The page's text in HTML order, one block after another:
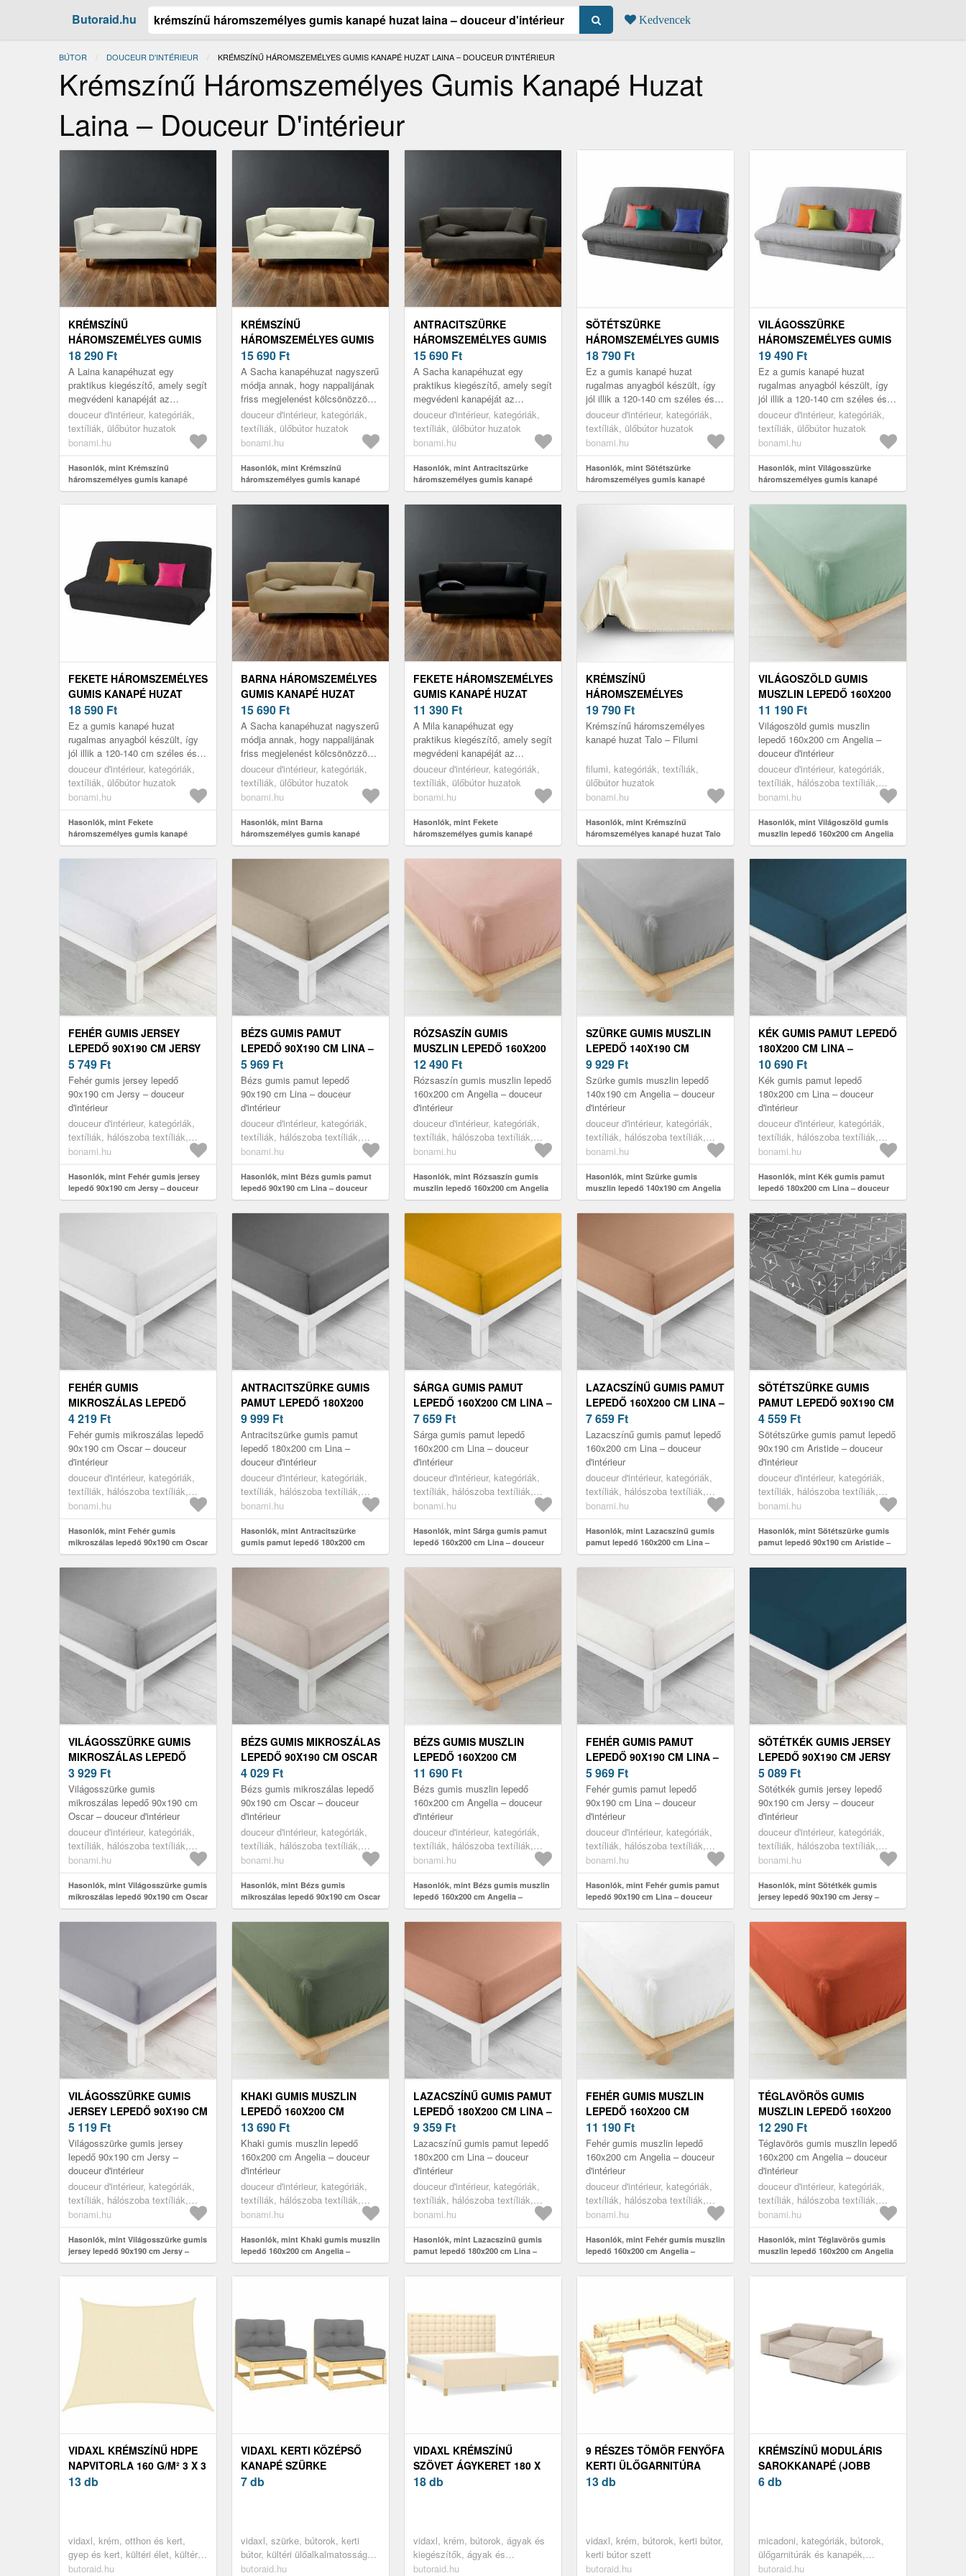
Butoraid.hu Kedvencek
BÚTOR DOUCEUR D'INTÉRIEUR JELENLEGI:
KRÉMSZÍNŰ HÁROMSZEMÉLYES GUMIS KANAPÉ HUZAT LAINA – DOUCEUR D'INTÉRIEUR
Krémszínű Háromszemélyes Gumis Kanapé Huzat
Laina – Douceur D'intérieur
KRÉMSZÍNŰ
HÁROMSZEMÉLYES GUMIS
KANAPÉ HUZAT LAINA –
DOUCEUR D'INTÉRIEUR
18 290 Ft
A Laina kanapéhuzat egy
praktikus kiegészítő, amely segít
megvédeni kanapéját az
elhasználódástól, vagy
egyszerűen csak új külsőt
kölcsönöz neki. A...
douceur d'intérieur, kategóriák,
textíliák, ülőbútor huzatok
bonami.hu
Hasonlók, mint Krémszínű
háromszemélyes gumis kanapé
huzat Laina – douceur d'intérieur
KRÉMSZÍNŰ
HÁROMSZEMÉLYES GUMIS
KANAPÉ HUZAT SACHA –
DOUCEUR D'INTÉRIEUR
15 690 Ft
A Sacha kanapéhuzat nagyszerű
módja annak, hogy nappalijának
friss megjelenést kölcsönözzön,
miközben megvédi bútorát.
Rugalmasságának
köszönhetően...
douceur d'intérieur, kategóriák,
textíliák, ülőbútor huzatok
bonami.hu
Hasonlók, mint Krémszínű
háromszemélyes gumis kanapé
huzat Sacha – douceur d'intérieur
ANTRACITSZÜRKE
HÁROMSZEMÉLYES GUMIS
KANAPÉ HUZAT SACHA –
DOUCEUR D'INTÉRIEUR
15 690 Ft
A Sacha kanapéhuzat egy
praktikus kiegészítő, amely segít
megvédeni kanapéját az
elhasználódástól, vagy
egyszerűen új külsőt kölcsönöz
neki. A huza...
douceur d'intérieur, kategóriák,
textíliák, ülőbútor huzatok
bonami.hu
Hasonlók, mint Antracitszürke
háromszemélyes gumis kanapé
huzat Sacha – douceur d'intérieur
SÖTÉTSZÜRKE
HÁROMSZEMÉLYES GUMIS
KANAPÉ HUZAT ESSENTIEL
– DOUCEUR D'INTÉRIEUR
18 790 Ft
Ez a gumis kanapé huzat
rugalmas anyagból készült, így
jól illik a 120-140 cm széles és
185-200 cm hosszú kanapékra.
douceur d'intérieur, kategóriák,
textíliák, ülőbútor huzatok
bonami.hu
Hasonlók, mint Sötétszürke
háromszemélyes gumis kanapé
huzat Essentiel – douceur d'intérieur
VILÁGOSSZÜRKE
HÁROMSZEMÉLYES GUMIS
KANAPÉ HUZAT ESSENTIEL
– DOUCEUR D'INTÉRIEUR
19 490 Ft
Ez a gumis kanapé huzat
rugalmas anyagból készült, így
jól illik a 120-140 cm széles és
185-200 cm hosszú kanapékra.
douceur d'intérieur, kategóriák,
textíliák, ülőbútor huzatok
bonami.hu
Hasonlók, mint Világosszürke
háromszemélyes gumis kanapé
huzat Essentiel – douceur d'intérieur
FEKETE HÁROMSZEMÉLYES
GUMIS KANAPÉ HUZAT
ESSENTIEL – DOUCEUR
D'INTÉRIEUR
18 590 Ft
Ez a gumis kanapé huzat
rugalmas anyagból készült, így
jól illik a 120-140 cm széles és
185-200 cm hosszú kanapékra.
douceur d'intérieur, kategóriák,
textíliák, ülőbútor huzatok
bonami.hu
Hasonlók, mint Fekete
háromszemélyes gumis kanapé
huzat Essentiel – douceur d'intérieur
BARNA HÁROMSZEMÉLYES
GUMIS KANAPÉ HUZAT
SACHA – DOUCEUR
D'INTÉRIEUR
15 690 Ft
A Sacha kanapéhuzat nagyszerű
módja annak, hogy nappalijának
friss megjelenést kölcsönözzön,
miközben megvédi bútorát.
Rugalmasságának
köszönhetően...
douceur d'intérieur, kategóriák,
textíliák, ülőbútor huzatok
bonami.hu
Hasonlók, mint Barna
háromszemélyes gumis kanapé
huzat Sacha – douceur d'intérieur
FEKETE HÁROMSZEMÉLYES
GUMIS KANAPÉ HUZAT
MILA – DOUCEUR
D'INTÉRIEUR
11 390 Ft
A Mila kanapéhuzat egy
praktikus kiegészítő, amely segít
megvédeni kanapéját az
elhasználódástól, vagy
egyszerűen csak új külsőt
kölcsönöz neki. A ...
douceur d'intérieur, kategóriák,
textíliák, ülőbútor huzatok
bonami.hu
Hasonlók, mint Fekete
háromszemélyes gumis kanapé
huzat Mila – douceur d'intérieur
KRÉMSZÍNŰ
HÁROMSZEMÉLYES
KANAPÉ HUZAT TALO –
FILUMI
19 790 Ft
Krémszínű háromszemélyes
kanapé huzat Talo – Filumi
filumi, kategóriák, textíliák,
ülőbútor huzatok
bonami.hu
Hasonlók, mint Krémszínű
háromszemélyes kanapé huzat Talo
– Filumi
VILÁGOSZÖLD GUMIS
MUSZLIN LEPEDŐ 160X200
CM ANGELIA – DOUCEUR
D'INTÉRIEUR
11 190 Ft
Világoszöld gumis muszlin
lepedő 160x200 cm Angelia –
douceur d'intérieur
douceur d'intérieur, kategóriák,
textíliák, hálószoba textíliák,
lepedők
bonami.hu
Hasonlók, mint Világoszöld gumis
muszlin lepedő 160x200 cm Angelia
– douceur d'intérieur
FEHÉR GUMIS JERSEY
LEPEDŐ 90X190 CM JERSY
– DOUCEUR D'INTÉRIEUR
5 749 Ft
Fehér gumis jersey lepedő
90x190 cm Jersy – douceur
d'intérieur
douceur d'intérieur, kategóriák,
textíliák, hálószoba textíliák,
lepedők
bonami.hu
Hasonlók, mint Fehér gumis jersey
lepedő 90x190 cm Jersy – douceur
d'intérieur
BÉZS GUMIS PAMUT
LEPEDŐ 90X190 CM LINA –
DOUCEUR D'INTÉRIEUR
5 969 Ft
Bézs gumis pamut lepedő
90x190 cm Lina – douceur
d'intérieur
douceur d'intérieur, kategóriák,
textíliák, hálószoba textíliák,
lepedők
bonami.hu
Hasonlók, mint Bézs gumis pamut
lepedő 90x190 cm Lina – douceur
d'intérieur
RÓZSASZÍN GUMIS
MUSZLIN LEPEDŐ 160X200
CM ANGELIA – DOUCEUR
D'INTÉRIEUR
12 490 Ft
Rózsaszín gumis muszlin lepedő
160x200 cm Angelia – douceur
d'intérieur
douceur d'intérieur, kategóriák,
textíliák, hálószoba textíliák,
lepedők
bonami.hu
Hasonlók, mint Rózsaszín gumis
muszlin lepedő 160x200 cm Angelia
– douceur d'intérieur
SZÜRKE GUMIS MUSZLIN
LEPEDŐ 140X190 CM
ANGELIA – DOUCEUR
D'INTÉRIEUR
9 929 Ft
Szürke gumis muszlin lepedő
140x190 cm Angelia – douceur
d'intérieur
douceur d'intérieur, kategóriák,
textíliák, hálószoba textíliák,
lepedők
bonami.hu
Hasonlók, mint Szürke gumis
muszlin lepedő 140x190 cm Angelia
– douceur d'intérieur
KÉK GUMIS PAMUT LEPEDŐ
180X200 CM LINA –
DOUCEUR D'INTÉRIEUR
10 690 Ft
Kék gumis pamut lepedő
180x200 cm Lina – douceur
d'intérieur
douceur d'intérieur, kategóriák,
textíliák, hálószoba textíliák,
lepedők
bonami.hu
Hasonlók, mint Kék gumis pamut
lepedő 180x200 cm Lina – douceur
d'intérieur
FEHÉR GUMIS
MIKROSZÁLAS LEPEDŐ
90X190 CM OSCAR –
DOUCEUR D'INTÉRIEUR
4 219 Ft
Fehér gumis mikroszálas lepedő
90x190 cm Oscar – douceur
d'intérieur
douceur d'intérieur, kategóriák,
textíliák, hálószoba textíliák,
lepedők
bonami.hu
Hasonlók, mint Fehér gumis
mikroszálas lepedő 90x190 cm Oscar
– douceur d'intérieur
ANTRACITSZÜRKE GUMIS
PAMUT LEPEDŐ 180X200
CM LINA – DOUCEUR
D'INTÉRIEUR
9 999 Ft
Antracitszürke gumis pamut
lepedő 180x200 cm Lina –
douceur d'intérieur
douceur d'intérieur, kategóriák,
textíliák, hálószoba textíliák,
lepedők
bonami.hu
Hasonlók, mint Antracitszürke
gumis pamut lepedő 180x200 cm
Lina – douceur d'intérieur
SÁRGA GUMIS PAMUT
LEPEDŐ 160X200 CM LINA –
DOUCEUR D'INTÉRIEUR
7 659 Ft
Sárga gumis pamut lepedő
160x200 cm Lina – douceur
d'intérieur
douceur d'intérieur, kategóriák,
textíliák, hálószoba textíliák,
lepedők
bonami.hu
Hasonlók, mint Sárga gumis pamut
lepedő 160x200 cm Lina – douceur
d'intérieur
LAZACSZÍNŰ GUMIS PAMUT
LEPEDŐ 160X200 CM LINA –
DOUCEUR D'INTÉRIEUR
7 659 Ft
Lazacszínű gumis pamut lepedő
160x200 cm Lina – douceur
d'intérieur
douceur d'intérieur, kategóriák,
textíliák, hálószoba textíliák,
lepedők
bonami.hu
Hasonlók, mint Lazacszínű gumis
pamut lepedő 160x200 cm Lina –
douceur d'intérieur
SÖTÉTSZÜRKE GUMIS
PAMUT LEPEDŐ 90X190 CM
ARISTIDE – DOUCEUR
D'INTÉRIEUR
4 559 Ft
Sötétszürke gumis pamut lepedő
90x190 cm Aristide – douceur
d'intérieur
douceur d'intérieur, kategóriák,
textíliák, hálószoba textíliák,
lepedők
bonami.hu
Hasonlók, mint Sötétszürke gumis
pamut lepedő 90x190 cm Aristide –
douceur d'intérieur
VILÁGOSSZÜRKE GUMIS
MIKROSZÁLAS LEPEDŐ
90X190 CM OSCAR –
DOUCEUR D'INTÉRIEUR
3 929 Ft
Világosszürke gumis
mikroszálas lepedő 90x190 cm
Oscar – douceur d'intérieur
douceur d'intérieur, kategóriák,
textíliák, hálószoba textíliák,
lepedők
bonami.hu
Hasonlók, mint Világosszürke gumis
mikroszálas lepedő 90x190 cm Oscar
– douceur d'intérieur
BÉZS GUMIS MIKROSZÁLAS
LEPEDŐ 90X190 CM OSCAR
– DOUCEUR D'INTÉRIEUR
4 029 Ft
Bézs gumis mikroszálas lepedő
90x190 cm Oscar – douceur
d'intérieur
douceur d'intérieur, kategóriák,
textíliák, hálószoba textíliák,
lepedők
bonami.hu
Hasonlók, mint Bézs gumis
mikroszálas lepedő 90x190 cm Oscar
– douceur d'intérieur
BÉZS GUMIS MUSZLIN
LEPEDŐ 160X200 CM
ANGELIA – DOUCEUR
D'INTÉRIEUR
11 690 Ft
Bézs gumis muszlin lepedő
160x200 cm Angelia – douceur
d'intérieur
douceur d'intérieur, kategóriák,
textíliák, hálószoba textíliák,
lepedők
bonami.hu
Hasonlók, mint Bézs gumis muszlin
lepedő 160x200 cm Angelia –
douceur d'intérieur
FEHÉR GUMIS PAMUT
LEPEDŐ 90X190 CM LINA –
DOUCEUR D'INTÉRIEUR
5 969 Ft
Fehér gumis pamut lepedő
90x190 cm Lina – douceur
d'intérieur
douceur d'intérieur, kategóriák,
textíliák, hálószoba textíliák,
lepedők
bonami.hu
Hasonlók, mint Fehér gumis pamut
lepedő 90x190 cm Lina – douceur
d'intérieur
SÖTÉTKÉK GUMIS JERSEY
LEPEDŐ 90X190 CM JERSY
– DOUCEUR D'INTÉRIEUR
5 089 Ft
Sötétkék gumis jersey lepedő
90x190 cm Jersy – douceur
d'intérieur
douceur d'intérieur, kategóriák,
textíliák, hálószoba textíliák,
lepedők
bonami.hu
Hasonlók, mint Sötétkék gumis
jersey lepedő 90x190 cm Jersy –
douceur d'intérieur
VILÁGOSSZÜRKE GUMIS
JERSEY LEPEDŐ 90X190 CM
JERSY – DOUCEUR
D'INTÉRIEUR
5 119 Ft
Világosszürke gumis jersey
lepedő 90x190 cm Jersy –
douceur d'intérieur
douceur d'intérieur, kategóriák,
textíliák, hálószoba textíliák,
lepedők
bonami.hu
Hasonlók, mint Világosszürke gumis
jersey lepedő 90x190 cm Jersy –
douceur d'intérieur
KHAKI GUMIS MUSZLIN
LEPEDŐ 160X200 CM
ANGELIA – DOUCEUR
D'INTÉRIEUR
13 690 Ft
Khaki gumis muszlin lepedő
160x200 cm Angelia – douceur
d'intérieur
douceur d'intérieur, kategóriák,
textíliák, hálószoba textíliák,
lepedők
bonami.hu
Hasonlók, mint Khaki gumis muszlin
lepedő 160x200 cm Angelia –
douceur d'intérieur
LAZACSZÍNŰ GUMIS PAMUT
LEPEDŐ 180X200 CM LINA –
DOUCEUR D'INTÉRIEUR
9 359 Ft
Lazacszínű gumis pamut lepedő
180x200 cm Lina – douceur
d'intérieur
douceur d'intérieur, kategóriák,
textíliák, hálószoba textíliák,
lepedők
bonami.hu
Hasonlók, mint Lazacszínű gumis
pamut lepedő 180x200 cm Lina –
douceur d'intérieur
FEHÉR GUMIS MUSZLIN
LEPEDŐ 160X200 CM
ANGELIA – DOUCEUR
D'INTÉRIEUR
11 190 Ft
Fehér gumis muszlin lepedő
160x200 cm Angelia – douceur
d'intérieur
douceur d'intérieur, kategóriák,
textíliák, hálószoba textíliák,
lepedők
bonami.hu
Hasonlók, mint Fehér gumis muszlin
lepedő 160x200 cm Angelia –
douceur d'intérieur
TÉGLAVÖRÖS GUMIS
MUSZLIN LEPEDŐ 160X200
CM ANGELIA – DOUCEUR
D'INTÉRIEUR
12 290 Ft
Téglavörös gumis muszlin lepedő
160x200 cm Angelia – douceur
d'intérieur
douceur d'intérieur, kategóriák,
textíliák, hálószoba textíliák,
lepedők
bonami.hu
Hasonlók, mint Téglavörös gumis
muszlin lepedő 160x200 cm Angelia
– douceur d'intérieur
VIDAXL KRÉMSZÍNŰ HDPE
NAPVITORLA 160 G/M² 3 X 3
M
13 db
vidaxl, krém, otthon és kert,
gyep és kert, kültéri élet, kültéri
napernyők és árnyékolók
butoraid.hu
VIDAXL KERTI KÖZÉPSŐ
KANAPÉ SZÜRKE
PÁRNÁKKAL, 2DB, TÖMÖR
7 db
vidaxl, szürke, bútorok, kerti
bútor, kültéri ülőalkalmatosságok,
kültéri kanapé szettek
butoraid.hu
VIDAXL KRÉMSZÍNŰ
SZÖVET ÁGYKERET 180 X
200 CM
18 db
vidaxl, krém, bútorok, ágyak és
kiegészítők, ágyak és
ágykeretek
butoraid.hu
9 RÉSZES TÖMÖR FENYŐFA
KERTI ÜLŐGARNITÚRA
KRÉMSZÍNŰ PÁRNÁKKAL
13 db
vidaxl, krém, bútorok, kerti bútor,
kerti bútor szett
butoraid.hu
KRÉMSZÍNŰ MODULÁRIS
SAROKKANAPÉ (JOBB
OLDALI-HEVERŐ RÉSSZEL)
6 db
micadoni, kategóriák, bútorok,
ülőgarnitúrák és kanapék,
moduláris kanapék, előre
butoraid.hu